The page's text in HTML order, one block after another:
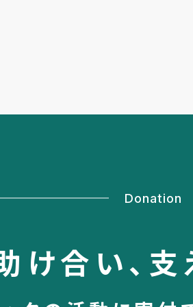
Donation
け合い、 支